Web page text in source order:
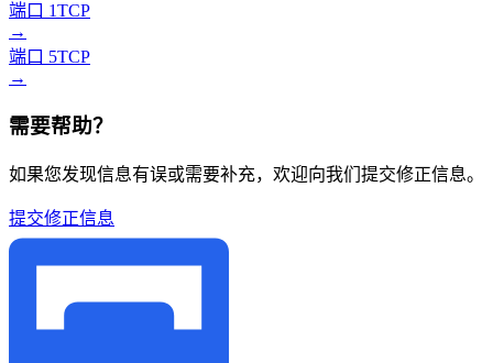
端口 1TCP
→
端口 5TCP
→
需要帮助？
如果您发现信息有误或需要补充，欢迎向我们提交修正信息。
提交修正信息